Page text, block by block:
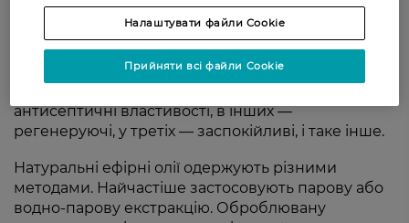
речовини). У складі таких речовин є спирти,
феноли, альдегіди, кетони. Їхня властивість —
легко переходити в газоподібний стан.
Особливості кожного виду олії залежать від
антисептичні властивості, в інших —
регенеруючі, у третіх — заспокійливі, і таке інше.
Натуральні ефірні олії одержують різними
методами. Найчастіше застосовують парову або
водно-парову екстракцію. Оброблювану
Налаштувати файли Cookie
Прийняти всі файли Cookie